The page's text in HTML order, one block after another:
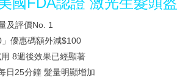
及評價No. 1
優惠碼額外減$100
8週後效果已經顯著
日25分鐘 髮量明顯增加